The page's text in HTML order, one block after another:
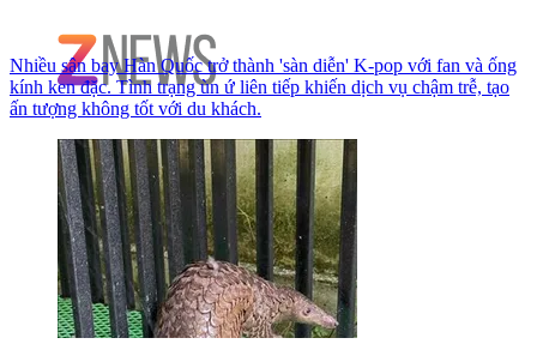
Nhiều sân bay Hàn Quốc trở thành 'sàn diễn' K-pop với fan và ống
kính ken đặc. Tình trạng ùn ứ liên tiếp khiến dịch vụ chậm trễ, tạo
ấn tượng không tốt với du khách.